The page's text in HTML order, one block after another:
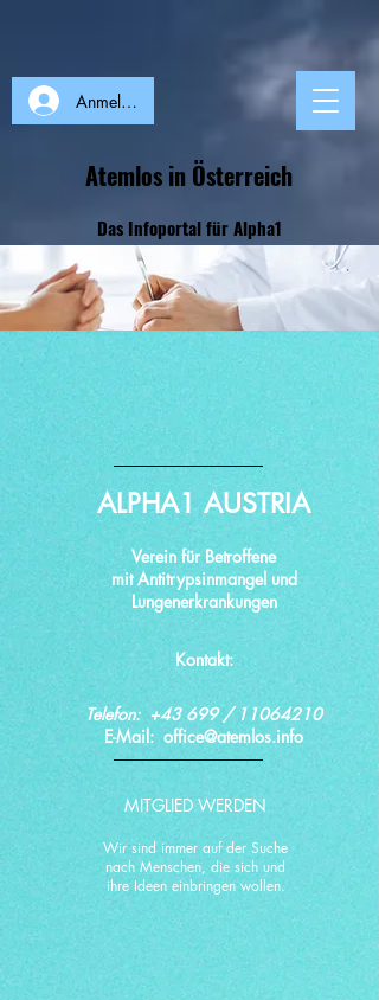
Anmelden
Atemlos in Österreich
Das Infoportal für Alpha1
ALPHA1 AUSTRIA
Verein für Betroffene
mit Antitrypsinmangel und
Lungenerkrankungen
Kontakt:
Telefon: +43 699 / 11064210
E-Mail: office@atemlos.info
MITGLIED WERDEN
Wir sind immer auf der Suche
nach Menschen, die sich und
ihre Ideen einbringen wollen.